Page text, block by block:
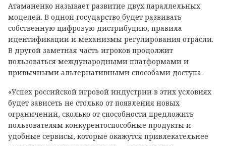
Атаманенко называет развитие двух параллельных
моделей. В одной государство будет развивать
собственную цифровую дистрибуцию, правила
идентификации и механизмы регулирования отрасли.
В другой заметная часть игроков продолжит
пользоваться международными платформами и
привычными альтернативными способами доступа.
«Успех российской игровой индустрии в этих условиях
будет зависеть не столько от появления новых
ограничений, сколько от способности предложить
пользователям конкурентоспособные продукты и
удобные сервисы, которые окажутся привлекательнее